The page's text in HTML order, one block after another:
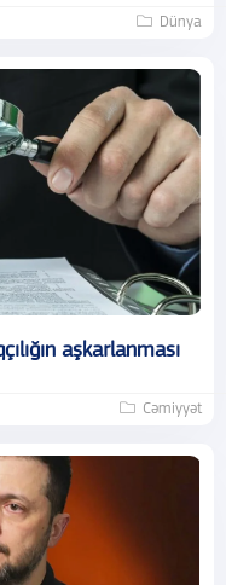
Dünya
aşkarlanması
Cəmiyyət